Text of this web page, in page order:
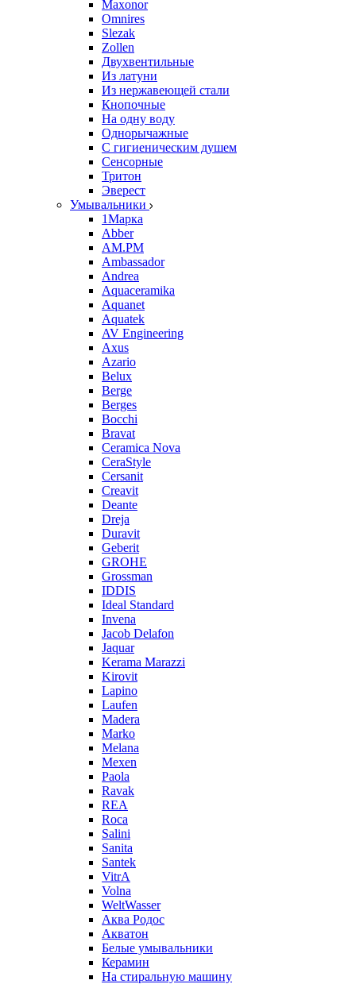
Maxonor
Omnires
Slezak
Zollen
Двухвентильные
Из латуни
Из нержавеющей стали
Кнопочные
На одну воду
Однорычажные
С гигиеническим душем
Сенсорные
Тритон
Эверест
Умывальники
1Марка
Abber
AM.PM
Ambassador
Andrea
Aquaceramika
Aquanet
Aquatek
AV Engineering
Axus
Azario
Belux
Berge
Berges
Bocchi
Bravat
Ceramica Nova
CeraStyle
Cersanit
Creavit
Deante
Dreja
Duravit
Geberit
GROHE
Grossman
IDDIS
Ideal Standard
Invena
Jacob Delafon
Jaquar
Kerama Marazzi
Kirovit
Lapino
Laufen
Madera
Marko
Melana
Mexen
Paola
Ravak
REA
Roca
Salini
Sanita
Santek
VitrA
Volna
WeltWasser
Аква Родос
Акватон
Белые умывальники
Керамин
На стиральную машину